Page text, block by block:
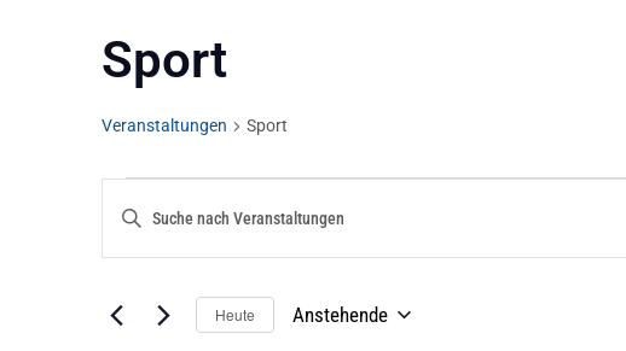
Sport
Veranstaltungen Sport
SUCHE
UND
NAVIGATION
Bitte
Schlüsselwort
Eingeben.
Nach
Veranstaltungen
Heute Anstehende